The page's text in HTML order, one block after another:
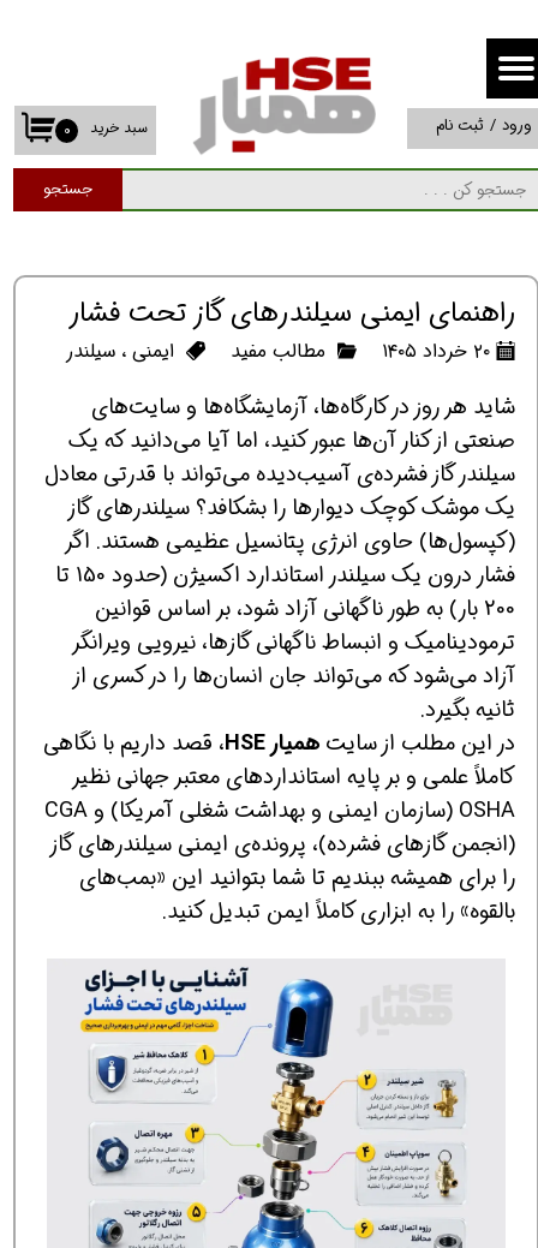
جستجو
۰ سبد خرید ورود / ثبت نام
حساب کاربری من
تغییر گذر واژه
سفارشات
راهنمای ایمنی سیلندرهای گاز تحت فشار
۲۰ خرداد ۱۴۰۵ مطالب مفید ایمنی، سیلندر
شاید هر روز در کارگاه‌ها، آزمایشگاه‌ها و سایت‌های
صنعتی از کنار آن‌ها عبور کنید، اما آیا می‌دانید که یک
سیلندر گاز فشرده‌ی آسیب‌دیده می‌تواند با قدرتی معادل
یک موشک کوچک دیوارها را بشکافد؟ سیلندرهای گاز
(کپسول‌ها) حاوی انرژی پتانسیل عظیمی هستند. اگر
فشار درون یک سیلندر استاندارد اکسیژن (حدود 150 تا
200 بار) به طور ناگهانی آزاد شود، بر اساس قوانین
ترمودینامیک و انبساط ناگهانی گازها، نیرویی ویرانگر
آزاد می‌شود که می‌تواند جان انسان‌ها را در کسری از
ثانیه بگیرد.
در این مطلب از سایت همیار HSE
، قصد داریم با نگاهی
کاملاً علمی و بر پایه استانداردهای معتبر جهانی نظیر
OSHA (سازمان ایمنی و بهداشت شغلی آمریکا) و CGA
(انجمن گازهای فشرده)، پرونده‌ی ایمنی سیلندرهای گاز
را برای همیشه ببندیم تا شما بتوانید این «بمب‌های
بالقوه» را به ابزاری کاملاً ایمن تبدیل کنید.